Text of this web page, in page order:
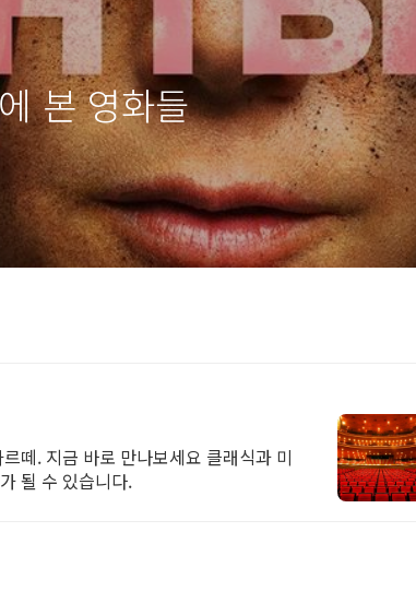
본 영화들
떼. 지금 바로 만나보세요 클래식과 미
될 수 있습니다.